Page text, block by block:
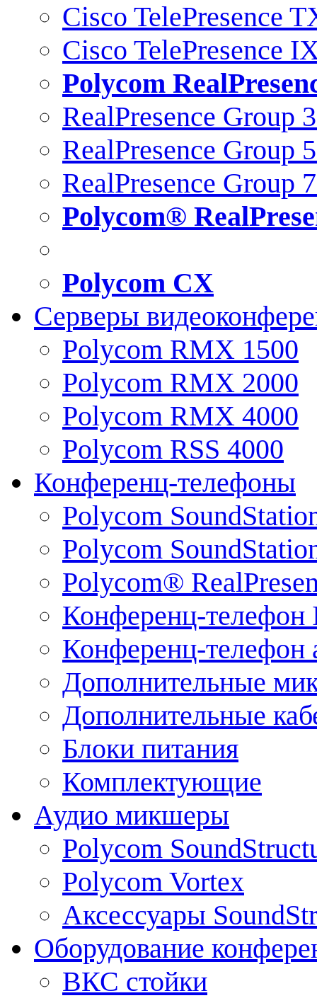
Cisco TelePresence
Cisco TelePresence
Polycom
RealPresence Group
RealPresence Group
RealPresence Group
Polycom®
Polycom CX
Серверы
Polycom RMX 1500
Polycom RMX 2000
Polycom RMX 4000
Polycom RSS 4000
Конференц-телефоны
Polycom
Polycom
Polycom®
Конференц-телефон
Конференц-телефон
Дополнительные
Дополнительные
Блоки питания
Комплектующие
Аудио микшеры
Polycom
Polycom Vortex
Аксессуары
Оборудование
ВКС стойки